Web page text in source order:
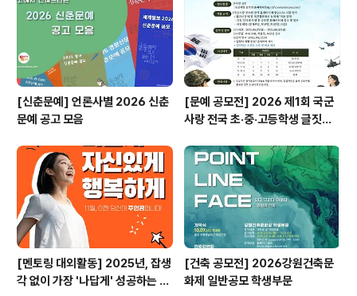
[신춘문예] 언론사별 2026 신춘
문예 공고 모음
[문예 공모전] 2026 제1회 국군
사랑 전국 초·중·고등학생 글짓기
[멘토링 대외활동] 2025년, 잡생
각 없이 가장 '나답게' 성공하는 법
[건축 공모전] 2026강원건축문
화제 일반공모 학생부문